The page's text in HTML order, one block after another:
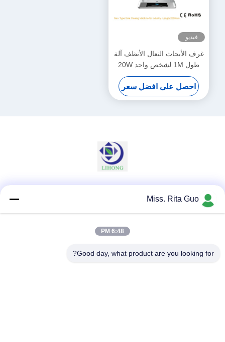
فيديو
غرف الأبحاث النعال الأنظف آلة
طول 1M لشخص واحد 20W
احصل على افضل سعر
وسائل التواصل الاجتماعيMiss. Rita Guo
6:48 PM
Good day, what product are you looking for?